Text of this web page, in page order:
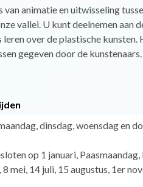
van animatie en uitwisseling
vallei. U kunt deelnemen aan
over de plastische kunsten.
gegeven door de kunstenaars.
dinsdag, woensdag en
op 1 januari,
mei, 14 juli, 15 augustus, 1er